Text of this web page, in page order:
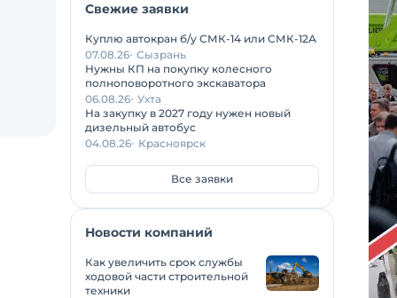
Свежие заявки
Куплю автокран б/у СМК-14 или СМК-12А
07.08.26 Сызрань
Нужны КП на покупку колесного
полноповоротного экскаватора
06.08.26 Ухта
На закупку в 2027 году нужен новый
дизельный автобус
04.08.26 Красноярск
Все заявки
Новости компаний
Как увеличить срок службы
ходовой части строительной
техники